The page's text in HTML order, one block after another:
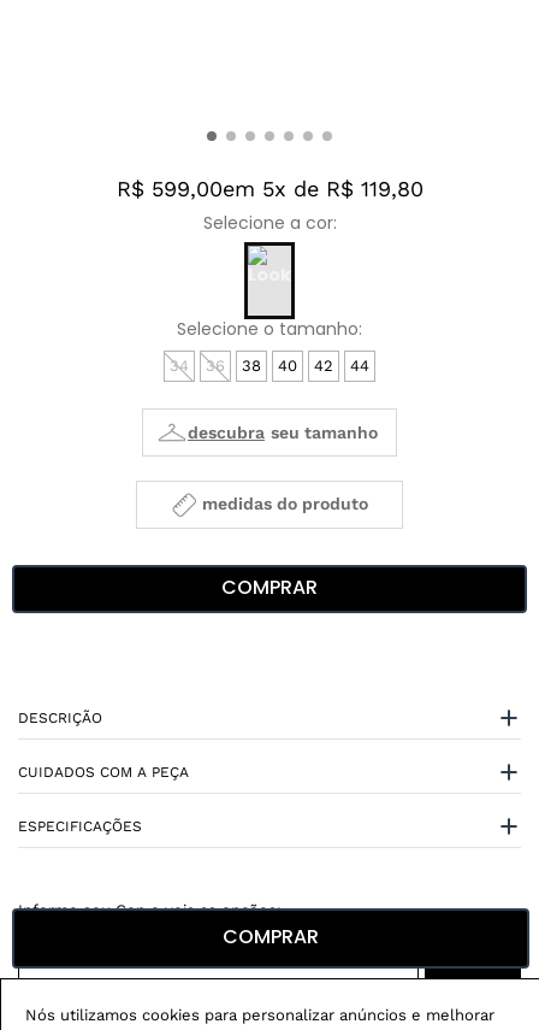
Nós utilizamos cookies para personalizar anúncios e melhorar
R$ 599,00em 5x de R$ 119,80
34 36 38 40 42 44
medidas do produto
COMPRAR
DESCRIÇÃO
CUIDADOS COM A PEÇA
ESPECIFICAÇÕES
COMPRAR